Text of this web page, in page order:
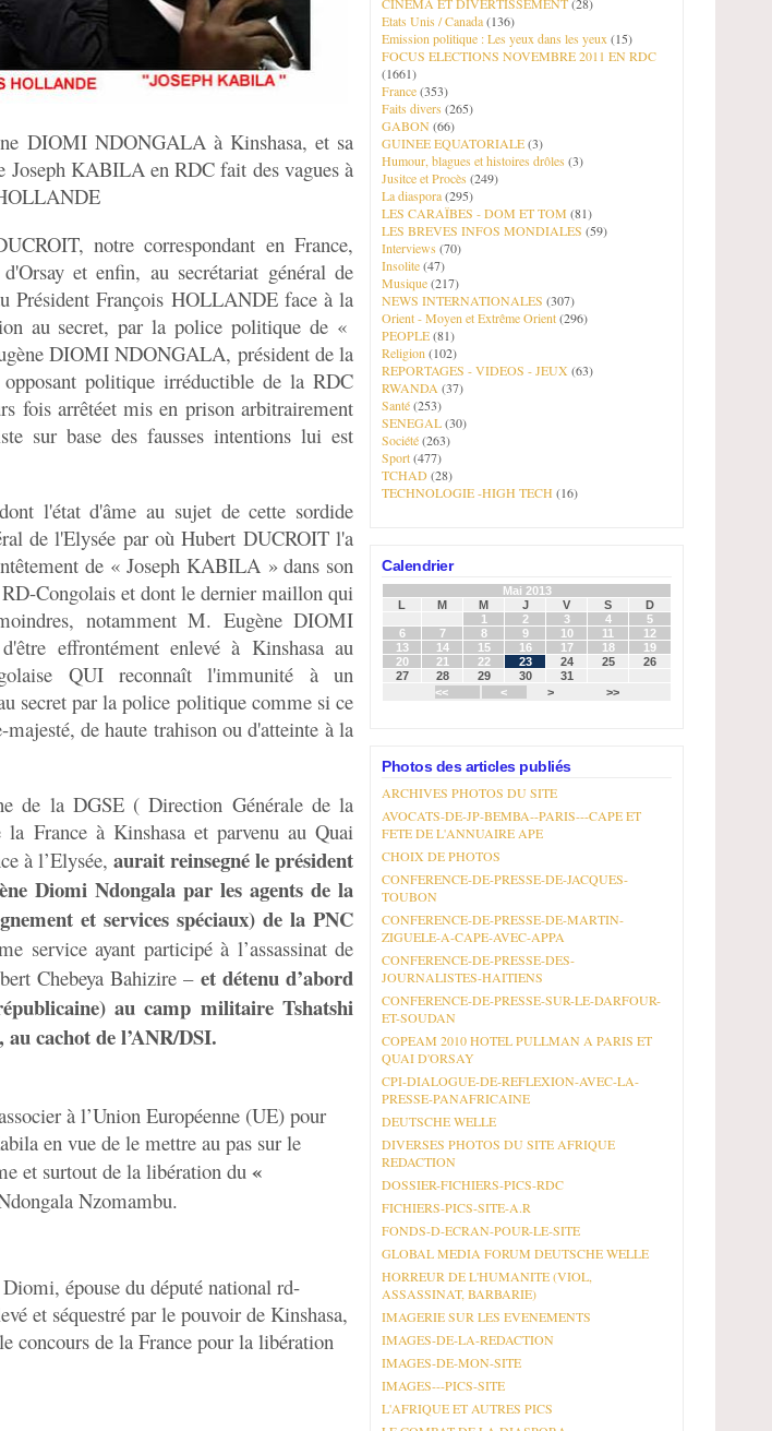
DIOMI NDONGALA à Kinshasa, et sa
Joseph KABILA en RDC fait des vagues à
notre correspondant en France,
et enfin, au secrétariat général de
Président François HOLLANDE face à la
au secret, par la police politique de «
DIOMI NDONGALA, président de la
politique irréductible de la RDC
fois arrêtéet mis en prison arbitrairement
sur base des fausses intentions lui est
l'état d'âme au sujet de cette sordide
de l'Elysée par où Hubert DUCROIT l'a
de « Joseph KABILA » dans son
Congolais et dont le dernier maillon qui
notamment M. Eugène DIOMI
effrontément enlevé à Kinshasa au
QUI reconnaît l'immunité à un
secret par la police politique comme si ce
de haute trahison ou d'atteinte à la
de la DGSE ( Direction Générale de la
France à Kinshasa et parvenu au Quai
à l’Elysée, aurait reinsegné le président
Diomi Ndongala par les agents de la
et services spéciaux) de la PNC
service ayant participé à l’assassinat de
Chebeya Bahizire – et détenu d’abord
au camp militaire Tshatshi
cachot de l’ANR/DSI.
à l’Union Européenne (UE) pour
en vue de le mettre au pas sur le
et surtout de la libération du «
Nzomambu.
épouse du député national rd-
et séquestré par le pouvoir de Kinshasa,
concours de la France pour la libération
Etats Unis / Canada(136)
Emission politique : Les yeux dans les yeux (15)
FOCUS ELECTIONS NOVEMBRE 2011 EN RDC
(1661)
France(353)
Faits divers (265)
GABON(66)
GUINEE EQUATORIALE(3)
Humour, blagues et histoires drôles (3)
Jusitce et Procès (249)
La diaspora(295)
LES CARAÏBES - DOM ET TOM (81)
LES BREVES INFOS MONDIALES (59)
Interviews (70)
Insolite(47)
Musique(217)
NEWS INTERNATIONALES (307)
Orient - Moyen et Extrême Orient(296)
PEOPLE(81)
Religion (102)
REPORTAGES - VIDEOS - JEUX (63)
RWANDA (37)
Santé(253)
SENEGAL(30)
Société(263)
Sport(477)
TCHAD (28)
TECHNOLOGIE -HIGH TECH (16)
Calendrier
Mai 2013
L
M M J V S
D
1
2 3 4
5
6
7 8 9 10 11
12
13
14 15 16 17 18
19
20
21 22 23 24 25
26
27
28 29 30
31
<<
< > >>
Photos des articles publiés
ARCHIVES PHOTOS DU SITE
AVOCATS-DE-JP-BEMBA--PARIS---CAPE ET
FETE DE L'ANNUAIRE APE
CHOIX DE PHOTOS
CONFERENCE-DE-PRESSE-DE-JACQUES-
TOUBON
CONFERENCE-DE-PRESSE-DE-MARTIN-
ZIGUELE-A-CAPE-AVEC-APPA
CONFERENCE-DE-PRESSE-DES-
JOURNALISTES-HAITIENS
CONFERENCE-DE-PRESSE-SUR-LE-DARFOUR-
ET-SOUDAN
COPEAM 2010 HOTEL PULLMAN A PARIS ET
QUAI D'ORSAY
CPI-DIALOGUE-DE-REFLEXION-AVEC-LA-
PRESSE-PANAFRICAINE
DEUTSCHE WELLE
DIVERSES PHOTOS DU SITE AFRIQUE
REDACTION
DOSSIER-FICHIERS-PICS-RDC
FICHIERS-PICS-SITE-A.R
FONDS-D-ECRAN-POUR-LE-SITE
GLOBAL MEDIA FORUM DEUTSCHE WELLE
HORREUR DE L'HUMANITE (VIOL,
ASSASSINAT, BARBARIE)
IMAGERIE SUR LES EVENEMENTS
IMAGES-DE-LA-REDACTION
IMAGES-DE-MON-SITE
IMAGES---PICS-SITE
L'AFRIQUE ET AUTRES PICS